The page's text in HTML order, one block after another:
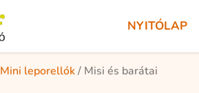
NYITÓLAP
Mini leporellók/ Misi és barátai